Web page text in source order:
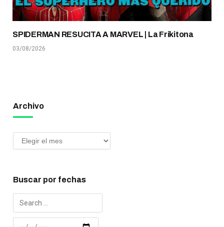
SPIDERMAN RESUCITA A MARVEL | La Frikitona
03/08/2026
Archivo
Buscar por fechas